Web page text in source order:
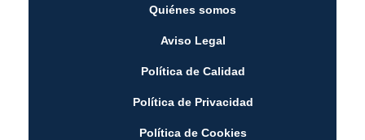
Quiénes somos
Aviso Legal
Política de Calidad
Política de Privacidad
Política de Cookies